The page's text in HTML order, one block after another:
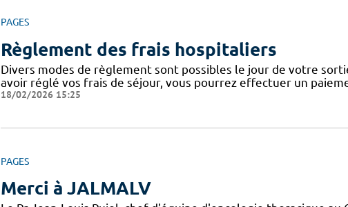
PAGES
Règlement des frais hospitaliers
Divers modes de règlement sont possibles le jour de votre
avoir réglé vos frais de séjour, vous pourrez effectuer un
18/02/2026 15:25
PAGES
Merci à JALMALV